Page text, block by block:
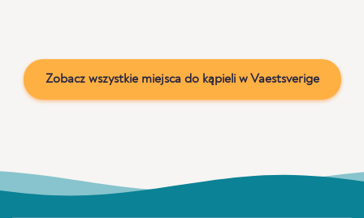
Zobacz wszystkie miejsca do kąpieli w Vaestsverige